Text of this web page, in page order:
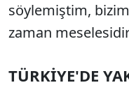
söylemiştim,
zaman
TÜRKİYE'DE